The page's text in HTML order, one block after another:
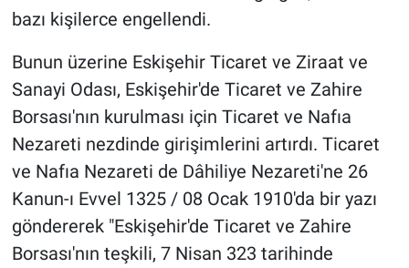
bazı kişilerce engellendi.
Bunun üzerine Eskişehir Ticaret ve Ziraat ve
Sanayi Odası, Eskişehir'de Ticaret ve Zahire
Borsası'nın kurulması için Ticaret ve Nafıa
Nezareti nezdinde girişimlerini artırdı. Ticaret
ve Nafıa Nezareti de Dâhiliye Nezareti'ne 26
Kanun-ı Evvel 1325 / 08 Ocak 1910'da bir yazı
göndererek "Eskişehir'de Ticaret ve Zahire
Borsası'nın teşkili, 7 Nisan 323 tarihinde